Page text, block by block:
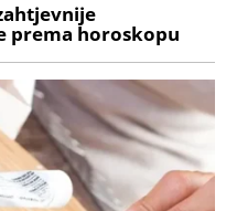
prema horoskopu